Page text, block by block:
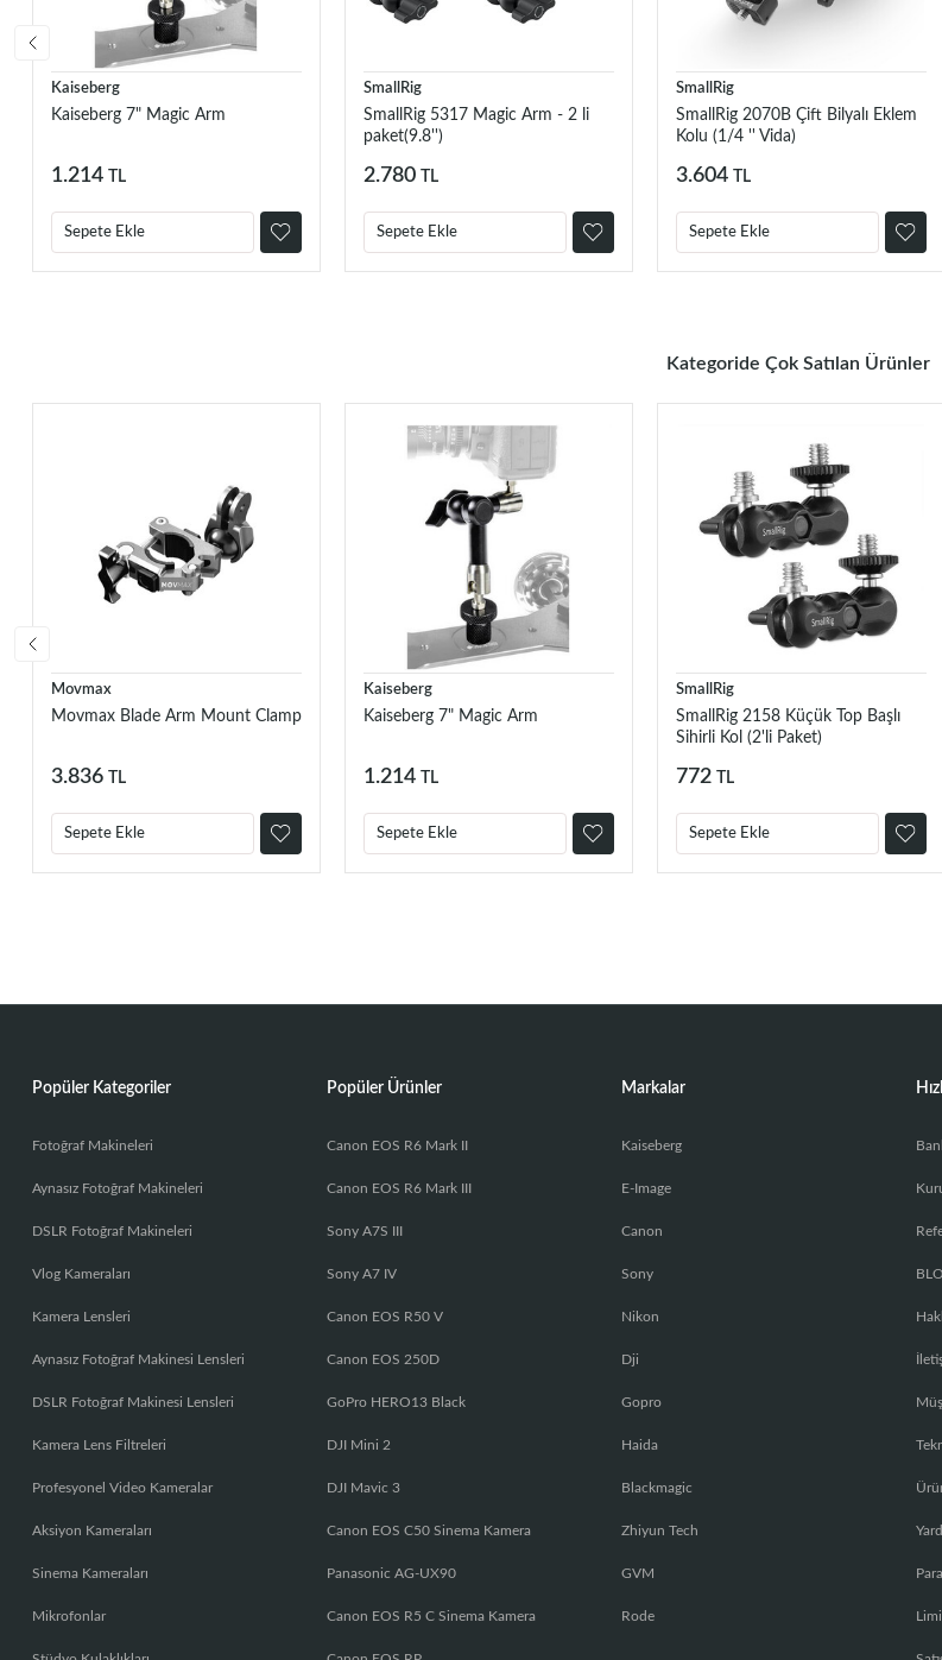
Kaiseberg
Kaiseberg 7" Magic Arm
1.214 TL
Sepete Ekle
SmallRig
SmallRig 5317 Magic Arm - 2 li
paket(9.8'')
2.780 TL
Sepete Ekle
SmallRig
SmallRig 2070B Çift Bilyalı Eklem
Kolu (1/4 '' Vida)
3.604 TL
Sepete Ekle
Kategoride Çok Satılan Ürünler
Movmax
Movmax Blade Arm Mount Clamp
3.836 TL
Sepete Ekle
Kaiseberg
Kaiseberg 7" Magic Arm
1.214 TL
Sepete Ekle
SmallRig
SmallRig 2158 Küçük Top Başlı
Sihirli Kol (2'li Paket)
772 TL
Sepete Ekle
Popüler Kategoriler
Fotoğraf Makineleri
Aynasız Fotoğraf Makineleri
DSLR Fotoğraf Makineleri
Vlog Kameraları
Kamera Lensleri
Aynasız Fotoğraf Makinesi Lensleri
DSLR Fotoğraf Makinesi Lensleri
Kamera Lens Filtreleri
Profesyonel Video Kameralar
Aksiyon Kameraları
Sinema Kameraları
Mikrofonlar
Popüler Ürünler
Canon EOS R6 Mark II
Canon EOS R6 Mark III
Sony A7S III
Sony A7 IV
Canon EOS R50 V
Canon EOS 250D
GoPro HERO13 Black
DJI Mini 2
DJI Mavic 3
Canon EOS C50 Sinema Kamera
Panasonic AG-UX90
Canon EOS R5 C Sinema Kamera
Markalar
Kaiseberg
E-Image
Canon
Sony
Nikon
Dji
Gopro
Haida
Blackmagic
Zhiyun Tech
GVM
Rode